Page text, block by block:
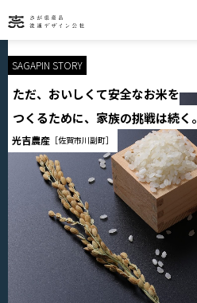
HOME
SAGAPIN一覧
SAGAPIN STORY
佐賀グルメ
SAGAPIN STORY
ただ、おいしくて安全なお米を
つくるために、家族の挑戦は続く。
光吉農産［佐賀市川副町］